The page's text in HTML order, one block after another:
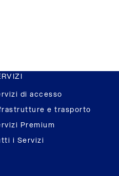
di accesso
e trasporto
Premium
i Servizi